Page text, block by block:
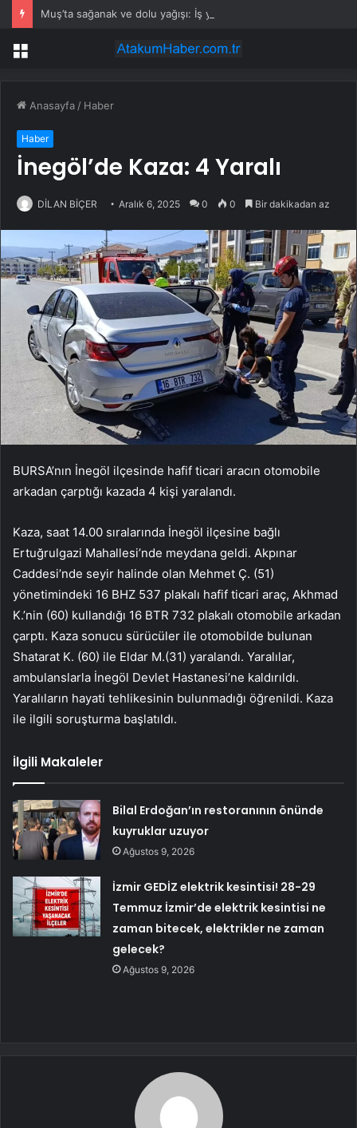
Muş’ta sağanak ve dolu yağışı: İş yerlerini su bastı
Menü
Anasayfa / Haber
Haber
İnegöl’de Kaza: 4 Yaralı
DİLAN BİÇER Aralık 6, 2025 0 0 Bir dakikadan az
BURSA’nın İnegöl ilçesinde hafif ticari aracın otomobile
arkadan çarptığı kazada 4 kişi yaralandı.
Kaza, saat 14.00 sıralarında İnegöl ilçesine bağlı
Ertuğrulgazi Mahallesi’nde meydana geldi. Akpınar
Caddesi’nde seyir halinde olan Mehmet Ç. (51)
yönetimindeki 16 BHZ 537 plakalı hafif ticari araç, Akhmad
K.’nin (60) kullandığı 16 BTR 732 plakalı otomobile arkadan
çarptı. Kaza sonucu sürücüler ile otomobilde bulunan
Shatarat K. (60) ile Eldar M.(31) yaralandı. Yaralılar,
ambulanslarla İnegöl Devlet Hastanesi’ne kaldırıldı.
Yaralıların hayati tehlikesinin bulunmadığı öğrenildi. Kaza
ile ilgili soruşturma başlatıldı.
İlgili Makaleler
Bilal Erdoğan’ın restoranının önünde
kuyruklar uzuyor
Ağustos 9, 2026
İzmir GEDİZ elektrik kesintisi! 28-29
Temmuz İzmir’de elektrik kesintisi ne
zaman bitecek, elektrikler ne zaman
gelecek?
Ağustos 9, 2026